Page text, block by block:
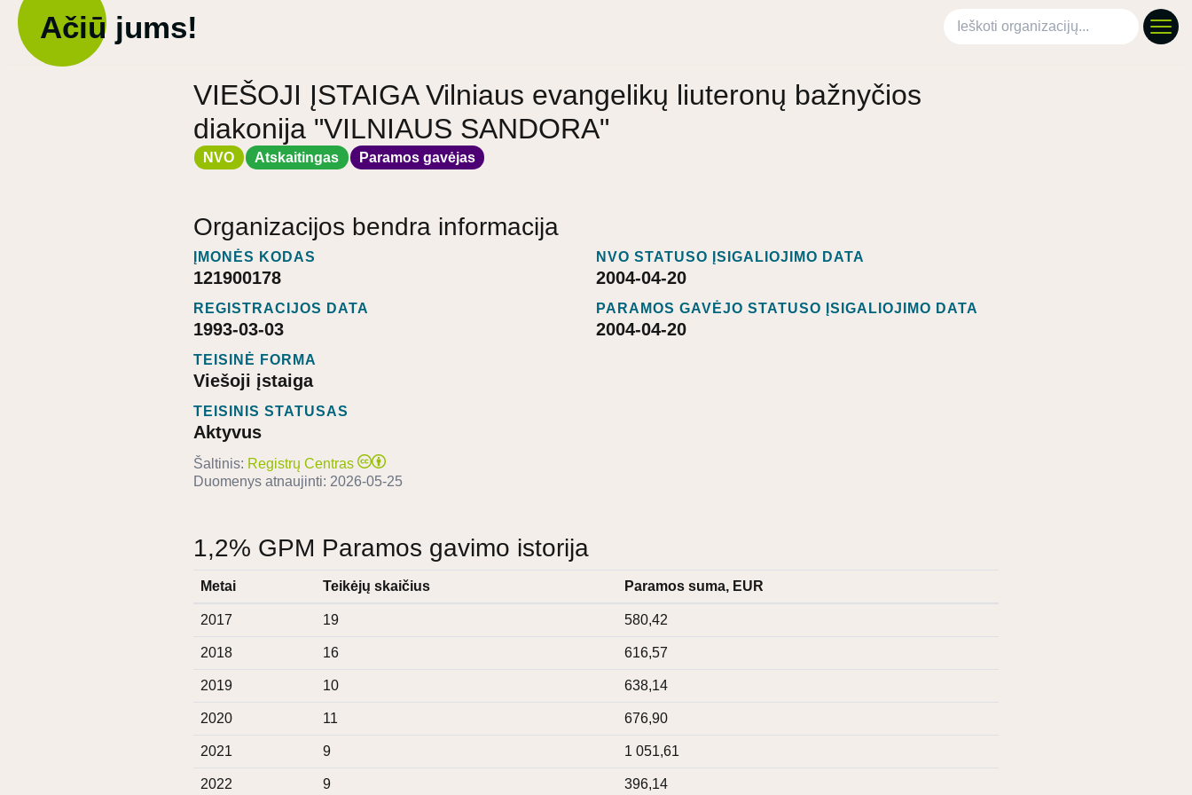
Ačiū jums! Ieškoti organizacijų
VIEŠOJI ĮSTAIGA Vilniaus evangelikų liuteronų bažnyčios
diakonija "VILNIAUS SANDORA"
NVO Atskaitingas Paramos gavėjas
Organizacijos bendra informacija
ĮMONĖS KODAS
121900178
REGISTRACIJOS DATA
1993-03-03
TEISINĖ FORMA
Viešoji įstaiga
TEISINIS STATUSAS
Aktyvus
NVO STATUSO ĮSIGALIOJIMO DATA
2004-04-20
PARAMOS GAVĖJO STATUSO ĮSIGALIOJIMO DATA
2004-04-20
Šaltinis: Registrų Centras
Duomenys atnaujinti: 2026-05-25
1,2% GPM Paramos gavimo istorija
Metai Teikėjų skaičius Paramos suma, EUR
2017 19 580,42
2018 16 616,57
2019 10 638,14
2020 11 676,90
2021 9 1 051,61
2022 9 396,14